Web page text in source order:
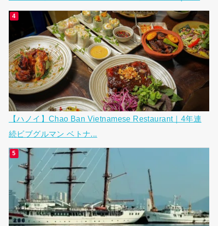
【ハノイ】Chao Ban Vietnamese Restaurant｜4年連
続ビブグルマン ベトナ...